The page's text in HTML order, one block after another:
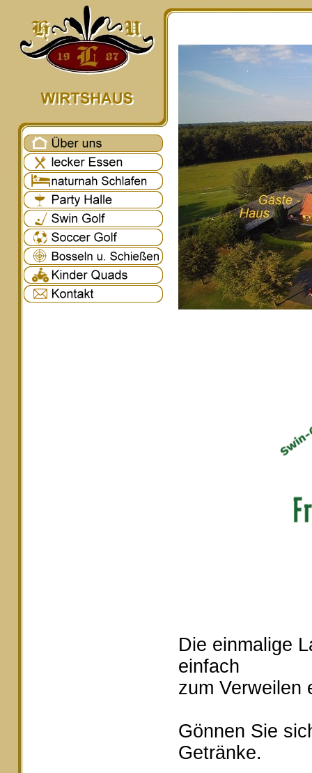
Die einmalige
einfach
zum Verweilen
Gönnen Sie
Getränke.